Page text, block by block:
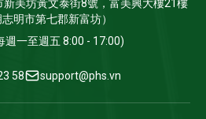
美坊黃文泰街8號，富美興大樓21樓
志明市第七郡新富坊）
週一至週五 8:00 - 17:00)
58 support@phs.vn